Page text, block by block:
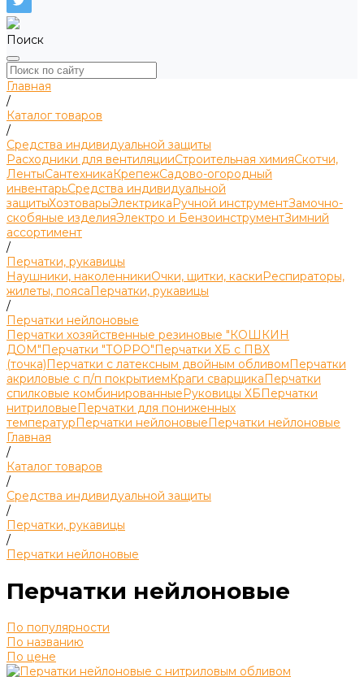
Поиск
Главная
/
Каталог товаров
/
Средства индивидуальной защиты
Расходники для вентиляцииСтроительная химияСкотчи,
ЛентыСантехникаКрепежСадово-огородный
инвентарьСредства индивидуальной
защитыХозтоварыЭлектрикаРучной инструментЗамочно-
скобяные изделияЭлектро и БензоинструментЗимний
ассортимент
/
Перчатки, рукавицы
Наушники, наколенникиОчки, щитки, каскиРеспираторы,
жилеты, поясаПерчатки, рукавицы
/
Перчатки нейлоновые
Перчатки хозяйственные резиновые "КОШКИН
ДОМ"Перчатки "ТОРРО"Перчатки ХБ с ПВХ
(точка)Перчатки с латексным двойным обливомПерчатки
акриловые с п/п покрытиемКраги сварщикаПерчатки
спилковые комбинированныеРуковицы ХБПерчатки
нитриловыеПерчатки для пониженных
температурПерчатки нейлоновыеПерчатки нейлоновые
Главная
/
Каталог товаров
/
Средства индивидуальной защиты
/
Перчатки, рукавицы
/
Перчатки нейлоновые
Перчатки нейлоновые
По популярности
По названию
По цене